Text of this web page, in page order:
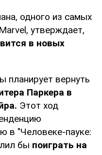
одного из самых
утверждает,
в новых
планирует вернуть
Паркера в
Этот ход
в "Человеке-пауке:
бы поиграть на